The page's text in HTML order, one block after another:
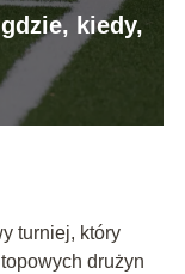
kiedy,
turniej, który
drużyn